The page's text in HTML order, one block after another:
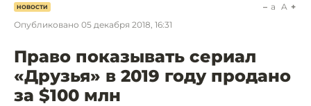
НОВОСТИ
Опубликовано 05 декабря 2018, 16:31
a A
Право показывать сериал
«Друзья» в 2019 году продано
за $100 млн